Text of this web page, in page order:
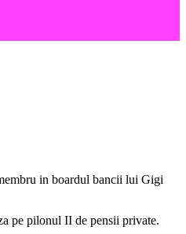
in boardul bancii lui Gigi
pe pilonul II de pensii private.